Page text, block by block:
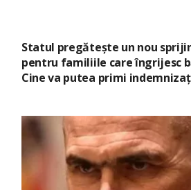
Statul pregătește un nou
pentru familiile care îngrijesc
Cine va putea primi